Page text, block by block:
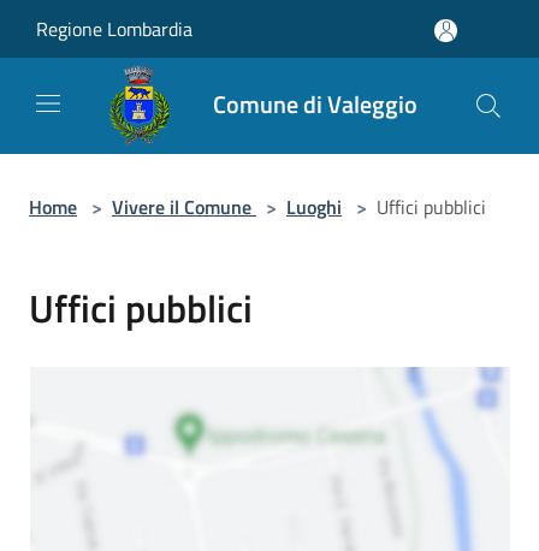
Regione Lombardia
Comune di Valeggio
Home > Vivere il Comune > Luoghi > Uffici pubblici
Uffici pubblici